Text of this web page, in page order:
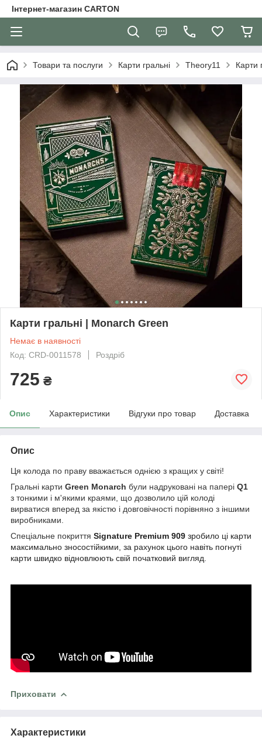
Інтернет-магазин CARTON
Товари та послуги Карти гральні Theory11 Карти
Карти гральні | Monarch Green
Немає в наявності
Код: CRD-0011578
Роздріб
725 ₴
Опис Характеристики Відгуки про товар Доставка
Опис
Ця колода по праву вважається однією з кращих у світі!
Гральні карти Green Monarch були надруковані на папері Q1
з тонкими і м'якими краями, що дозволило цій колоді
вирватися вперед за якістю і довговічності порівняно з іншими
виробниками.
Спеціальне покриття Signature Premium 909 зробило ці карти
максимально зносостійкими, за рахунок цього навіть погнуті
карти швидко відновлюють свій початковий вигляд.
Приховати
Характеристики